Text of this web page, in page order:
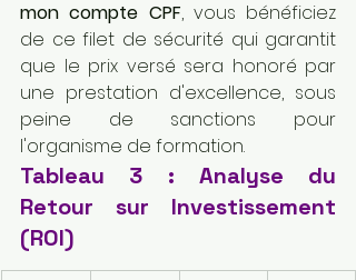
mon compte CPF, vous bénéficiez
de ce filet de sécurité qui garantit
que le prix versé sera honoré par
une prestation d'excellence, sous
peine de sanctions pour
l'organisme de formation.
Tableau 3 : Analyse du
Retour sur Investissement
(ROI)